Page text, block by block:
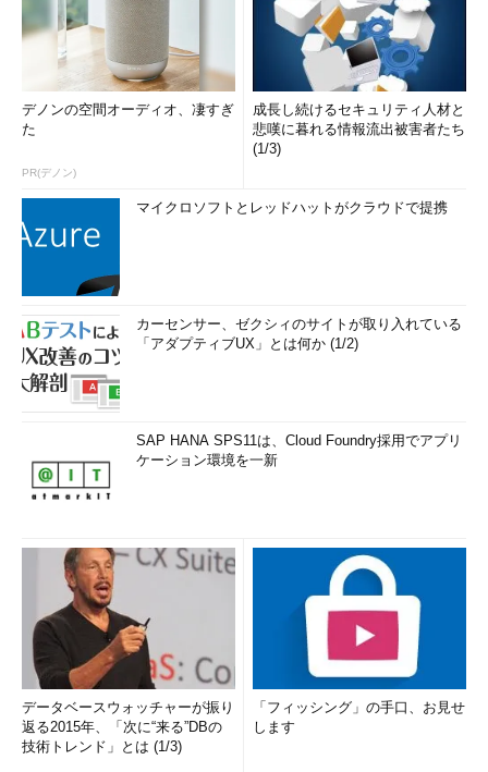
デノンの空間オーディオ、凄すぎ
た
PR(デノン)
成長し続けるセキュリティ人材と
悲嘆に暮れる情報流出被害者たち
(1/3)
マイクロソフトとレッドハットがクラウドで提携
カーセンサー、ゼクシィのサイトが取り入れている
「アダプティブUX」とは何か (1/2)
SAP HANA SPS11は、Cloud Foundry採用でアプリ
ケーション環境を一新
データベースウォッチャーが振り
返る2015年、「次に“来る”DBの
技術トレンド」とは (1/3)
「フィッシング」の手口、お見せ
します